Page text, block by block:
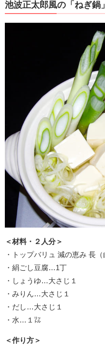
池波正太郎風の「ねぎ鍋」
＜材料・２人分＞
・トップバリュ 減の恵み 長
・絹ごし豆腐…1丁
・しょうゆ…大さじ１
・みりん…大さじ１
・だし…大さじ１
・水…１㍑
＜作り方＞